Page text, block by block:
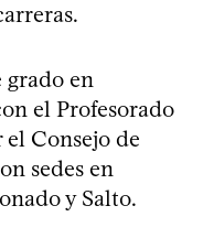
grado en
el Profesorado
Consejo de
sedes en
y Salto.